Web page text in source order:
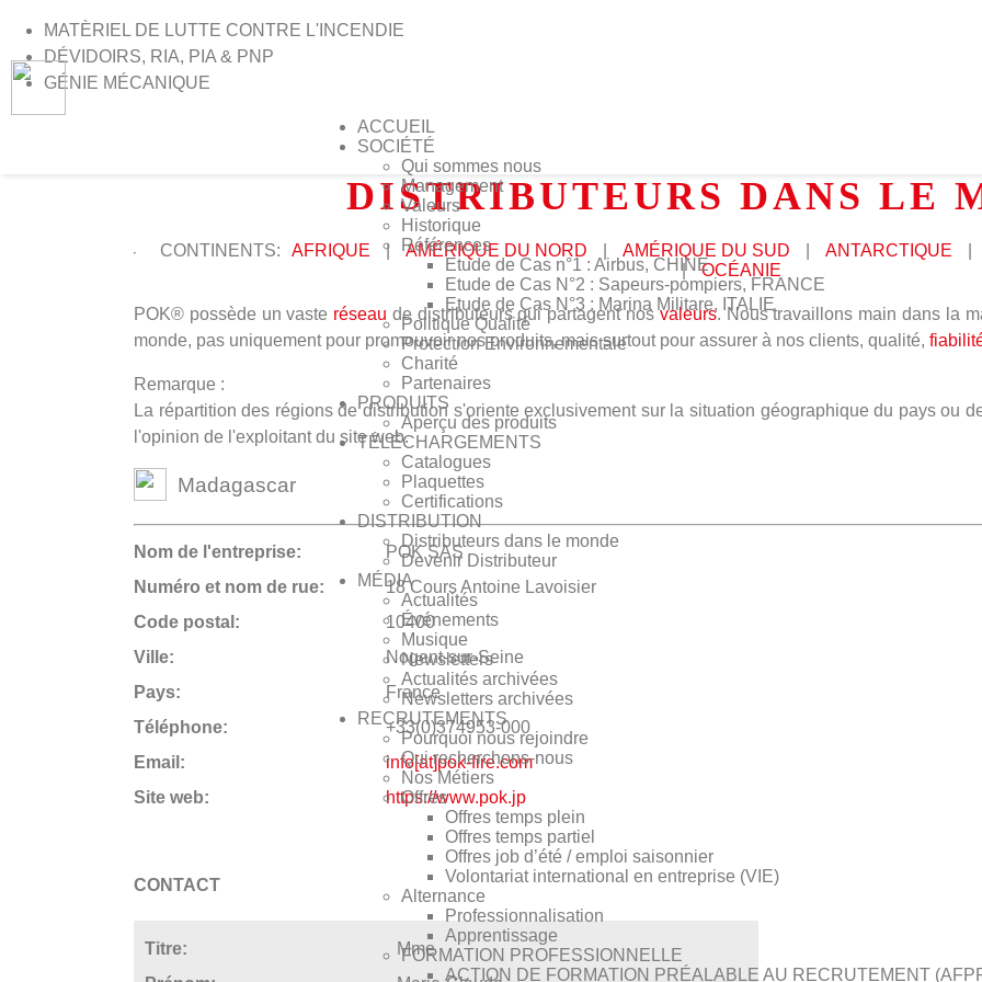
MATÈRIEL DE LUTTE CONTRE L'INCENDIE
DÉVIDOIRS, RIA, PIA & PNP
GÉNIE MÉCANIQUE
ACCUEIL
SOCIÉTÉ
Qui sommes nous
Management
Valeurs
Historique
Références
Etude de Cas n°1 : Airbus, CHINE
Etude de Cas N°2 : Sapeurs-pompiers, FRANCE
Etude de Cas N°3 : Marina Militare, ITALIE
Politique Qualité
Protection Environnementale
Charité
Partenaires
PRODUITS
Aperçu des produits
TÉLÉCHARGEMENTS
Catalogues
Plaquettes
Certifications
DISTRIBUTION
Distributeurs dans le monde
Devenir Distributeur
MÉDIA
Actualités
Événements
Musique
Newsletters
Actualités archivées
Newsletters archivées
RECRUTEMENTS
Pourquoi nous rejoindre
Qui recherchons-nous
Nos Métiers
Offres
Offres temps plein
Offres temps partiel
Offres job d’été / emploi saisonnier
Volontariat international en entreprise (VIE)
Alternance
Professionnalisation
Apprentissage
FORMATION PROFESSIONNELLE
ACTION DE FORMATION PRÉALABLE AU RECRUTEMENT
DISTRIBUTEURS DANS LE
CONTINENTS: AFRIQUE | AMÉRIQUE DU NORD AMÉRIQUE DU SUD ANTARCTIQUE
| OCÉANIE
POK® possède un vaste réseau de distributeurs qui partagent nosvaleurs. Nous travaillons main dans la
monde, pas uniquement pour promouvoir nos produits, mais surtout pour assurer à nos clients, qualité,
Remarque :
La répartition des régions de distribution s'oriente exclusivement sur la situation géographique du pays ou
l'opinion de l'exploitant du site web.
Madagascar
Nom de l'entreprise:
POK SAS
Numéro et nom de rue:
18 Cours Antoine Lavoisier
Code postal:
10400
Ville:
Nogent-sur-Seine
Pays:
France
Téléphone:
+33(0)374953-000
Email:
info[at]pok-fire.com
Site web:
https://www.pok.jp
CONTACT
Titre:
Mme